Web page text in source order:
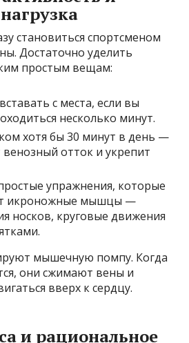
становиться спортсменом
Достаточно уделить
простым вещам:
с места, если вы
несколько минут.
хотя бы 30 минут в день —
венозный отток и укрепит
упражнения, которые
икроножные мышцы —
носков, круговые движения
мышечную помпу. Когда
они сжимают вены и
вверх к сердцу.
и рациональное